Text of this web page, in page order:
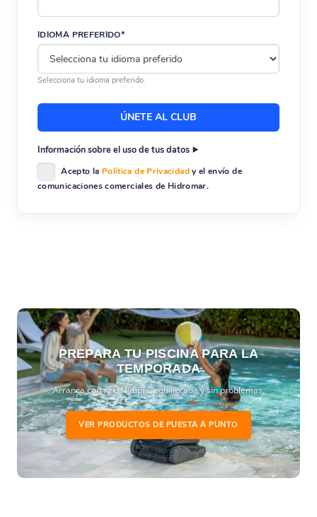
IDIOMA PREFERIDO*
Selecciona tu idioma preferido.
Información sobre el uso de tus datos
Acepto la Política de Privacidady el envío de
comunicaciones comerciales de Hidromar.
PREPARA TU PISCINA PARA LA
TEMPORADA
Arranca con agua limpia, equilibrada y sin problemas.
VER PRODUCTOS DE PUESTA A PUNTO